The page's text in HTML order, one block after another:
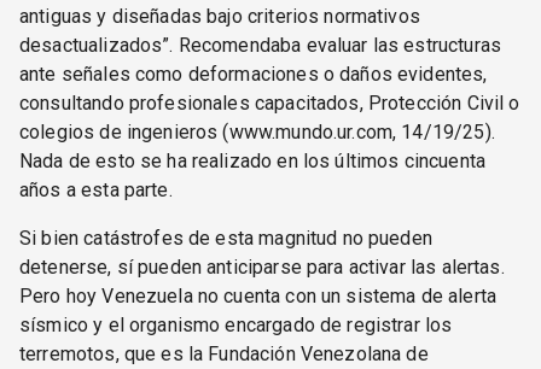
antiguas y diseñadas bajo criterios normativos
desactualizados”. Recomendaba evaluar las estructuras
ante señales como deformaciones o daños evidentes,
consultando profesionales capacitados, Protección Civil o
colegios de ingenieros (www.mundo.ur.com, 14/19/25).
Nada de esto se ha realizado en los últimos cincuenta
años a esta parte.
Si bien catástrofes de esta magnitud no pueden
detenerse, sí pueden anticiparse para activar las alertas.
Pero hoy Venezuela no cuenta con un sistema de alerta
sísmico y el organismo encargado de registrar los
terremotos, que es la Fundación Venezolana de